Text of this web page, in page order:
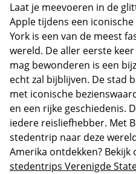
Laat je meevoeren in de
Apple tijdens een
York is een van de meest
wereld. De aller eerste
mag bewonderen is een
echt zal bijblijven. De stad
met iconische
en een rijke geschiedenis.
iedere reisliefhebber. Met
stedentrip naar deze
Amerika ontdekken? Bekijk
stedentrips Verenigde